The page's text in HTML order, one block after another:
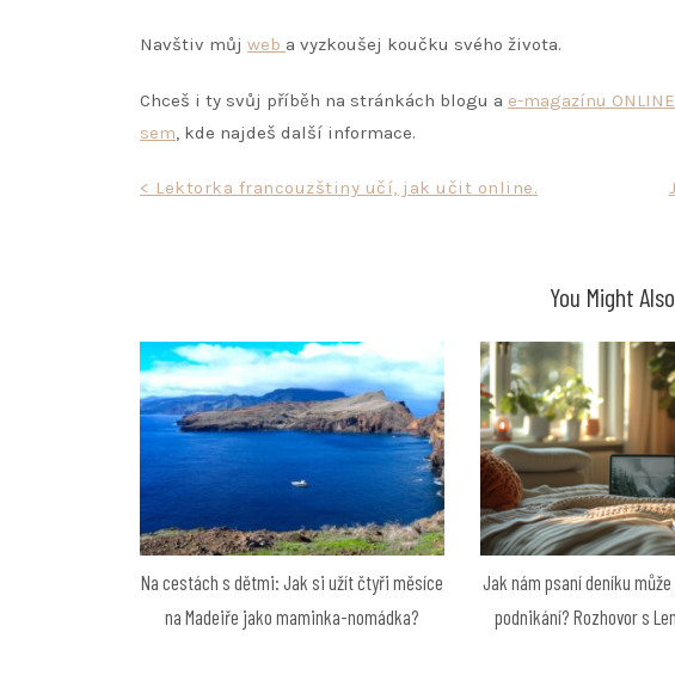
Navštiv můj web a vyzkoušej koučku svého života.
Chceš i ty svůj příběh na stránkách blogu a e-magazínu ONLINE
sem, kde najdeš další informace.
Navigace
< Lektorka francouzštiny učí, jak učit online.
You Might
Na cestách s dětmi: Jak si užít čtyři měsíce
na Madeiře jako maminka-nomádka?
Jak nám psaní deníku
podnikání? Rozhovor s